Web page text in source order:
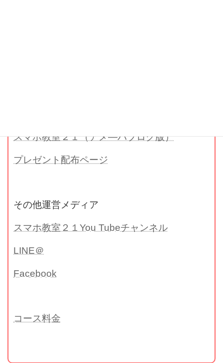
スマホ教室２１（アメ―バブログ版）
プレゼント配布ページ
その他運営メディア
スマホ教室２１You Tubeチャンネル
LINE＠
Facebook
コース料金